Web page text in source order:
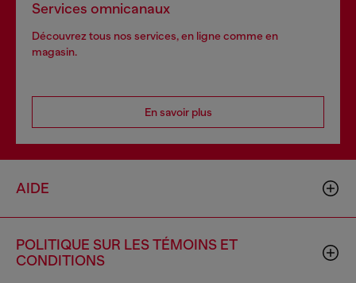
Services omnicanaux
Découvrez tous nos services, en ligne comme en
magasin.
En savoir plus
AIDE
POLITIQUE SUR LES TÉMOINS ET
CONDITIONS